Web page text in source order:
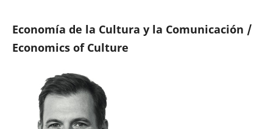
Economía de la Cultura y la Comunicación /
Economics of Culture